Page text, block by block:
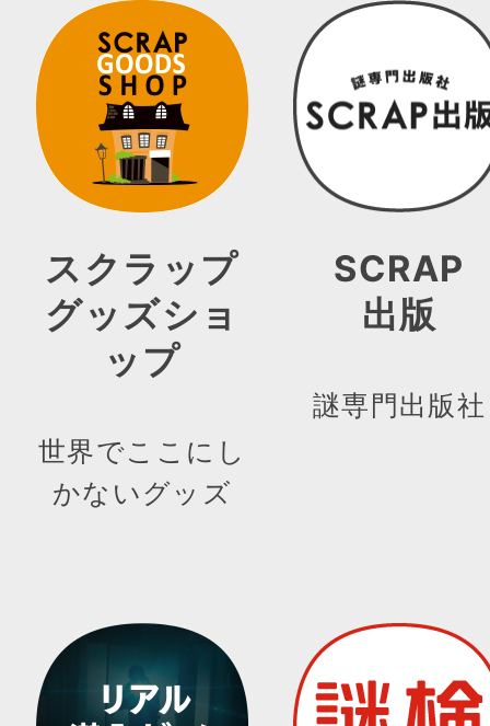
スクラップ
グッズショ
ップ
世界でここにし
かないグッズ
SCRAP
出版
謎専門出版社